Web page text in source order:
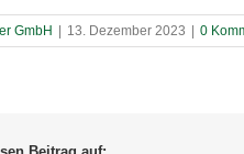
GmbH | 13. Dezember 2023 | 0